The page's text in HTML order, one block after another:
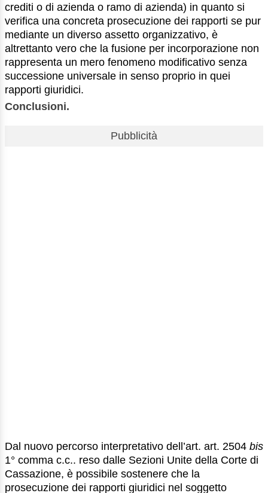
crediti o di azienda o ramo di azienda) in quanto si
verifica una concreta prosecuzione dei rapporti se pur
mediante un diverso assetto organizzativo, è
altrettanto vero che la fusione per incorporazione non
rappresenta un mero fenomeno modificativo senza
successione universale in senso proprio in quei
rapporti giuridici.
Conclusioni.
Pubblicità
Dal nuovo percorso interpretativo dell’art. art. 2504 bis
1° comma c.c.. reso dalle Sezioni Unite della Corte di
Cassazione, è possibile sostenere che la
prosecuzione dei rapporti giuridici nel soggetto